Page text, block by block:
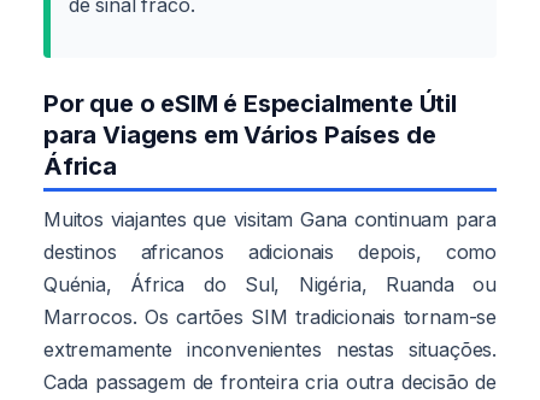
Por que o eSIM é Especialmente Útil
para Viagens em Vários Países de
África
Muitos viajantes que visitam Gana continuam para
destinos africanos adicionais depois, como
Quénia, África do Sul, Nigéria, Ruanda ou
Marrocos. Os cartões SIM tradicionais tornam-se
extremamente inconvenientes nestas situações.
Cada passagem de fronteira cria outra decisão de